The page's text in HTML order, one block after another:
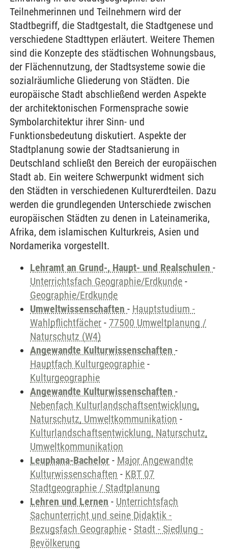
Teilnehmerinnen und Teilnehmern wird der
Stadtbegriff, die Stadtgestalt, die Stadtgenese und
verschiedene Stadttypen erläutert. Weitere Themen
sind die Konzepte des städtischen Wohnungsbaus,
der Flächennutzung, der Stadtsysteme sowie die
sozialräumliche Gliederung von Städten. Die
europäische Stadt abschließend werden Aspekte
der architektonischen Formensprache sowie
Symbolarchitektur ihrer Sinn- und
Funktionsbedeutung diskutiert. Aspekte der
Stadtplanung sowie der Stadtsanierung in
Deutschland schließt den Bereich der europäischen
Stadt ab. Ein weitere Schwerpunkt widment sich
den Städten in verschiedenen Kulturerdteilen. Dazu
werden die grundlegenden Unterschiede zwischen
europäischen Städten zu denen in Lateinamerika,
Afrika, dem islamischen Kulturkreis, Asien und
Nordamerika vorgestellt.
Lehramt an Grund-, Haupt- und Realschulen -
Unterrichtsfach Geographie/Erdkunde -
Geographie/Erdkunde
Umweltwissenschaften - Hauptstudium -
Wahlpflichtfächer - 77500 Umweltplanung /
Naturschutz (W4)
Angewandte Kulturwissenschaften -
Hauptfach Kulturgeographie -
Kulturgeographie
Angewandte Kulturwissenschaften -
Nebenfach Kulturlandschaftsentwicklung,
Naturschutz, Umweltkommunikation -
Kulturlandschaftsentwicklung, Naturschutz,
Umweltkommunikation
Leuphana-Bachelor - Major Angewandte
Kulturwissenschaften - KBT 07
Stadtgeographie / Stadtplanung
Lehren und Lernen - Unterrichtsfach
Sachunterricht und seine Didaktik -
Bezugsfach Geographie - Stadt - Siedlung -
Bevölkerung